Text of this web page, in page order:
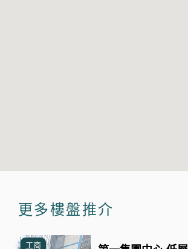
更多樓盤推介
工商